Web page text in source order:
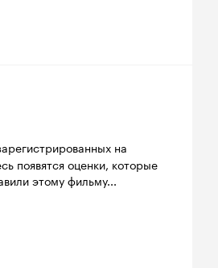
на
появятся оценки, которые
этому фильму...